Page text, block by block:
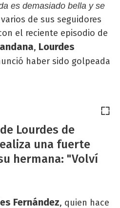
es demasiado bella y se
de sus seguidores
el reciente episodio de
, Lourdes
haber sido golpeada
Lourdes de
una fuerte
hermana: "Volví
Fernández, quien hace